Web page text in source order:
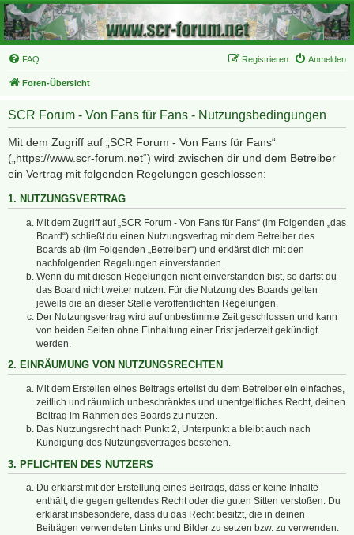
FAQ Anmelden
Registrieren
Foren-Übersicht
SCR Forum - Von Fans für Fans - Nutzungsbedingungen
Mit dem Zugriff auf „SCR Forum - Von Fans für Fans“
(„https://www.scr-forum.net“) wird zwischen dir und dem Betreiber
ein Vertrag mit folgenden Regelungen geschlossen:
1. NUTZUNGSVERTRAG
Mit dem Zugriff auf „SCR Forum - Von Fans für Fans“ (im Folgenden „das
Board“) schließt du einen Nutzungsvertrag mit dem Betreiber des
Boards ab (im Folgenden „Betreiber“) und erklärst dich mit den
nachfolgenden Regelungen einverstanden.
Wenn du mit diesen Regelungen nicht einverstanden bist, so darfst du
das Board nicht weiter nutzen. Für die Nutzung des Boards gelten
jeweils die an dieser Stelle veröffentlichten Regelungen.
Der Nutzungsvertrag wird auf unbestimmte Zeit geschlossen und kann
von beiden Seiten ohne Einhaltung einer Frist jederzeit gekündigt
werden.
2. EINRÄUMUNG VON NUTZUNGSRECHTEN
Mit dem Erstellen eines Beitrags erteilst du dem Betreiber ein einfaches,
zeitlich und räumlich unbeschränktes und unentgeltliches Recht, deinen
Beitrag im Rahmen des Boards zu nutzen.
Das Nutzungsrecht nach Punkt 2, Unterpunkt a bleibt auch nach
Kündigung des Nutzungsvertrages bestehen.
3. PFLICHTEN DES NUTZERS
Du erklärst mit der Erstellung eines Beitrags, dass er keine Inhalte
enthält, die gegen geltendes Recht oder die guten Sitten verstoßen. Du
erklärst insbesondere, dass du das Recht besitzt, die in deinen
Beiträgen verwendeten Links und Bilder zu setzen bzw. zu verwenden.